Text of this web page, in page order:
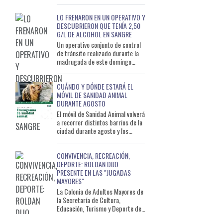
LO FRENARON EN UN OPERATIVO Y
DESCUBRIERON QUE TENÍA 2,50
G/L DE ALCOHOL EN SANGRE
Un operativo conjunto de control
de tránsito realizado durante la
madrugada de este domingo
que circulaba con un ni
CUÁNDO Y DÓNDE ESTARÁ EL
MÓVIL DE SANIDAD ANIMAL
DURANTE AGOSTO
El móvil de Sanidad Animal volverá
a recorrer distintos barrios de la
ciudad durante agosto y los
CONVIVENCIA, RECREACIÓN,
DEPORTE: ROLDAN DIJO
PRESENTE EN LAS "JUGADAS
MAYORES"
La Colonia de Adultos Mayores de
la Secretaría de Cultura,
Educación, Turismo y Deporte de